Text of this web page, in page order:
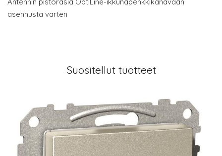
asennusta varten
Suositellut tuotteet